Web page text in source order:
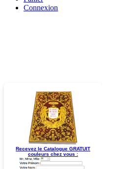
Connexion
Recevez le Catalogue GRATUIT
couleurs chez vous :